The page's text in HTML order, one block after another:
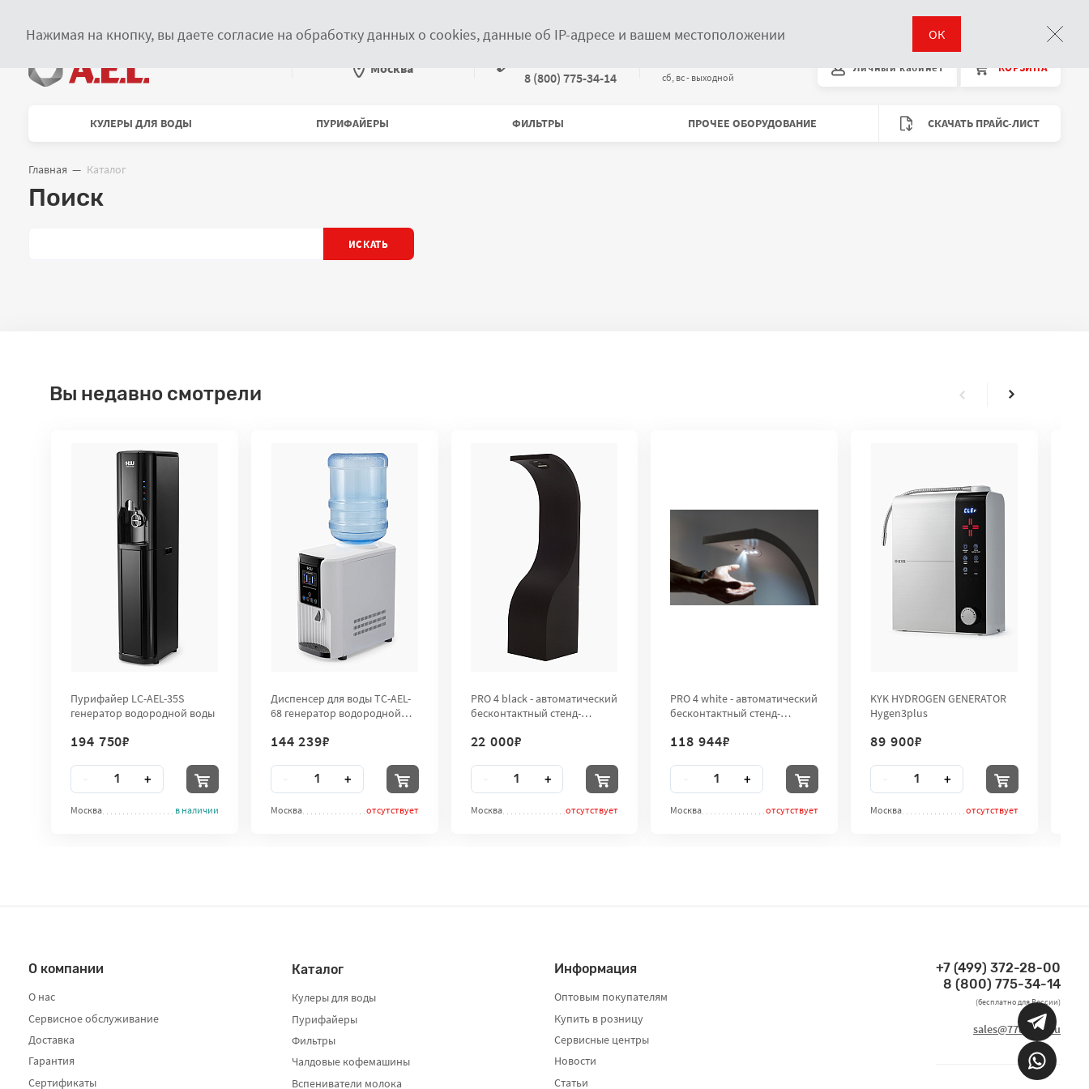
Выберите местоположение
Москва
8 (800) 775-34-14
Время работы
cб, вс - выходной
Личный кабинет КОРЗИНА
КУЛЕРЫ ДЛЯ ВОДЫ ПУРИФАЙЕРЫ ФИЛЬТРЫ ПРОЧЕЕ ОБОРУДОВАНИЕ СКАЧАТЬ ПРАЙС-ЛИСТ
Навигационная цепочка
Главная Каталог
Поиск
Вы недавно смотрели
Пурифайер LC-AEL-35S
генератор водородной воды
194 750₽
Количество +
Москва в наличии
Диспенсер для воды TC-AEL-
68 генератор водородной
144 239₽
Количество +
Москва отсутствует
PRO 4 black - автоматический
бесконтактный стенд-
Clean
22 000₽
Количество +
Москва отсутствует
PRO 4 white - автоматический
бесконтактный стенд-
Clean
118 944₽
Количество +
Москва отсутствует
KYK HYDROGEN GENERATOR
Hygen3plus
89 900₽
Количество +
Москва отсутствует
О компании
О нас
Сервисное обслуживание
Доставка
Гарантия
Сертификаты
Каталог
Кулеры для воды
Пурифайеры
Фильтры
Чалдовые кофемашины
Вспениватели молока
Информация
Оптовым покупателям
Купить в розницу
Сервисные центры
Новости
Статьи
Связаться по телефонам
+7 (499) 372-28-00
8 (800) 775-34-14
(бесплатно для России)
Связаться по email
sales@7786170.ru
Нажимая на кнопку, вы даете согласие на обработку данных о cookies, данные об IP-адресе и вашем местоположении ОК